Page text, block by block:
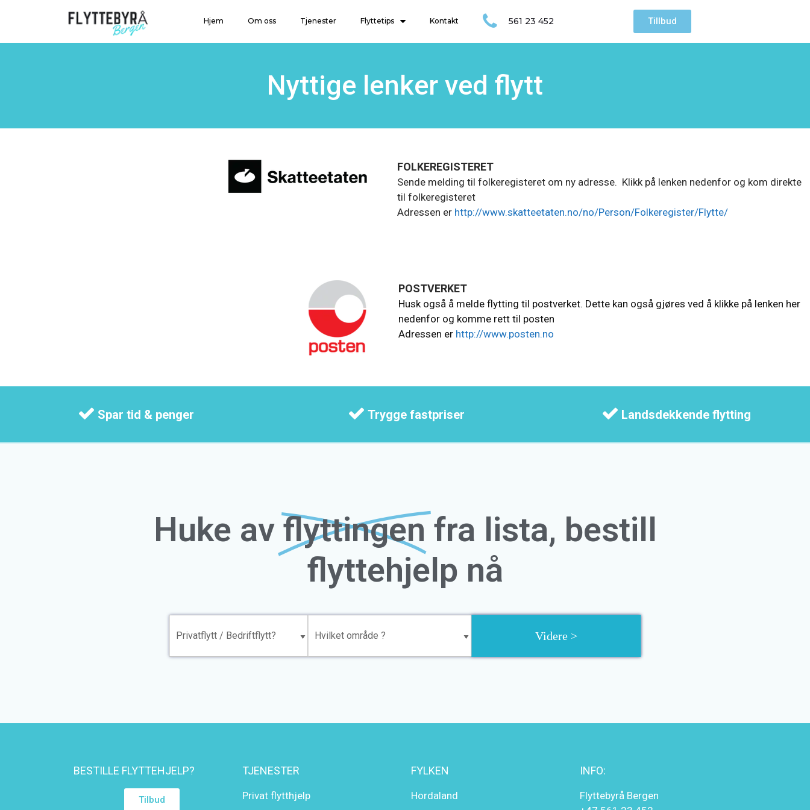
Hjem Om oss Tjenester Flyttetips Kontakt 561 23 452 Tillbud
Nyttige lenker ved flytt
FOLKEREGISTERET
Sende melding til folkeregisteret om ny adresse. Klikk på lenken nedenfor og kom direkte
til folkeregisteret
Adressen er http://www.skatteetaten.no/no/Person/Folkeregister/Flytte/
POSTVERKET
Husk også å melde flytting til postverket. Dette kan også gjøres ved å klikke på lenken her
nedenfor og komme rett til posten
Adressen er http://www.posten.no
Spar tid & penger Trygge fastpriser Landsdekkende flytting
Huke av flyttingen fra lista, bestill
flyttehjelp nå
Videre >
BESTILLE FLYTTEHJELP?
Tilbud
TJENESTER
Privat flytthjelp
FYLKEN
Hordaland
INFO:
Flyttebyrå Bergen